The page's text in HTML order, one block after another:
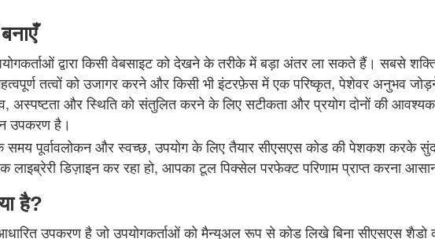
द्वारा किसी वेबसाइट को देखने के तरीके में बड़ा अंतर ला सकते हैं। सबसे
महत्वपूर्ण तत्वों को उजागर करने और किसी भी इंटरफ़ेस में एक परिष्कृत, पेशेवर अनुभव
और स्थिति को संतुलित करने के लिए सटीकता और प्रयोग दोनों की
उपकरण है।
पूर्वावलोकन और स्वच्छ, उपयोग के लिए तैयार सीएसएस कोड की पेशकश करके
डिज़ाइन कर रहा हो, आपका टूल पिक्सेल परफेक्ट परिणाम प्राप्त करना
है?
उपकरण है जो उपयोगकर्ताओं को मैन्युअल रूप से कोड लिखे बिना सीएसएस